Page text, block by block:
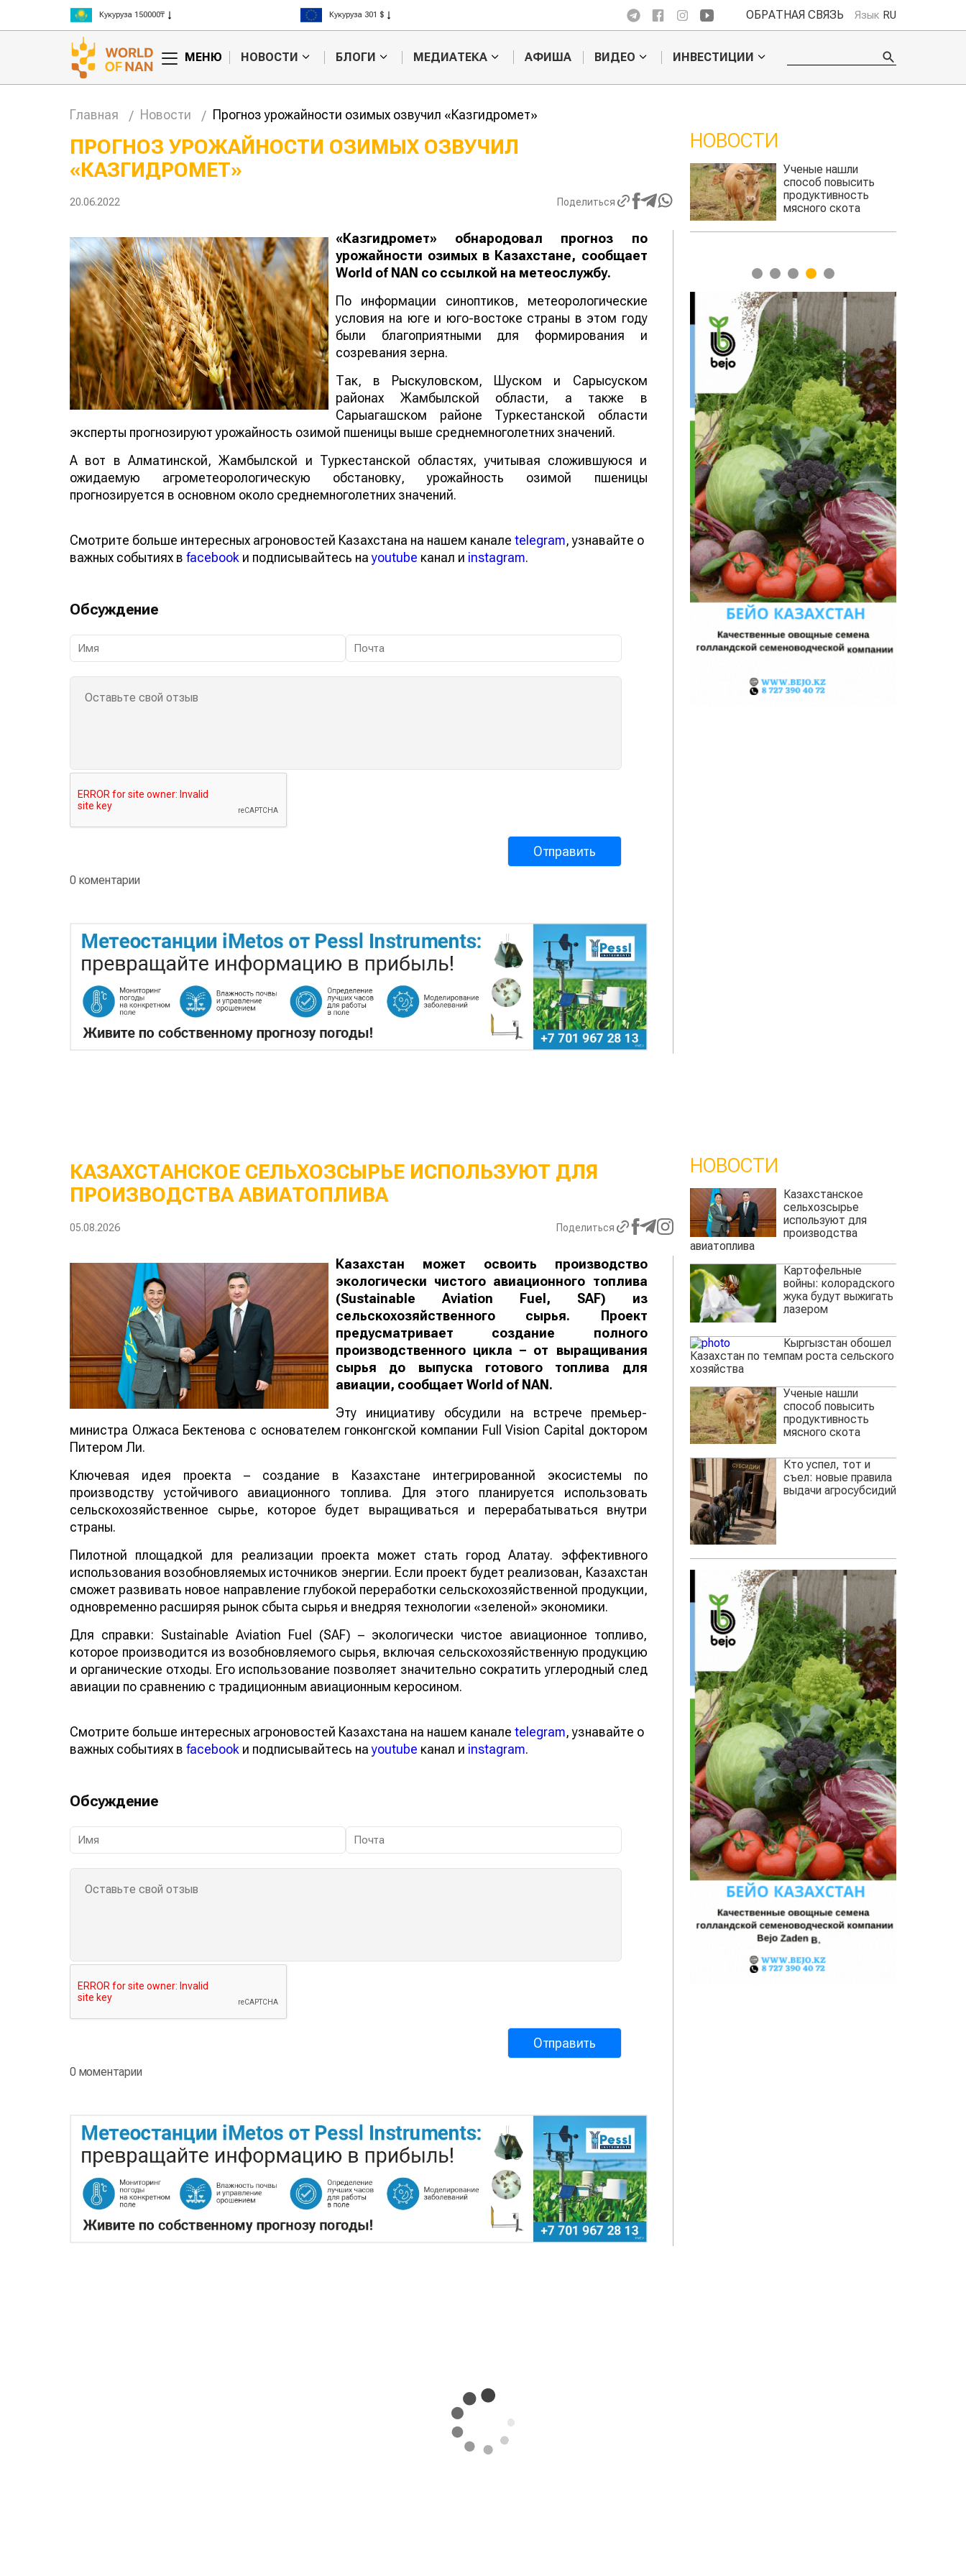
Рис 300000₸
Пшеница 3 класс 125000₸
Рис 408 $
Пшеница 423 $
ОБРАТНАЯ СВЯЗЬ Язык RU
МЕНЮ НОВОСТИ БЛОГИ МЕДИАТЕКА АФИША ВИДЕО ИНВЕСТИЦИИ
Главная Новости Прогноз урожайности озимых озвучил «Казгидромет»
ПРОГНОЗ УРОЖАЙНОСТИ ОЗИМЫХ ОЗВУЧИЛ
«КАЗГИДРОМЕТ»
20.06.2022 Поделиться
«Казгидромет» обнародовал прогноз по
урожайности озимых в Казахстане, сообщает
World of NAN со ссылкой на метеослужбу.
По информации синоптиков, метеорологические
условия на юге и юго-востоке страны в этом году
были благоприятными для формирования и
созревания зерна.
Так, в Рыскуловском, Шуском и Сарысуском
районах Жамбылской области, а также в
Сарыагашском районе Туркестанской области
эксперты прогнозируют урожайность озимой пшеницы выше среднемноголетних значений.
А вот в Алматинской, Жамбылской и Туркестанской областях, учитывая сложившуюся и
ожидаемую агрометеорологическую обстановку, урожайность озимой пшеницы
прогнозируется в основном около среднемноголетних значений.
Смотрите больше интересных агроновостей Казахстана на нашем канале telegram, узнавайте о
важных событиях в facebook и подписывайтесь наyoutube канал и instagram.
Обсуждение
0 коментарии
НОВОСТИ
Картофельные
продуктивность
мясного скота
Кто успел, тот и
съел: новые правила
выдачи агросубсидий
1 2 3 4 5
КАЗАХСТАНСКОЕ СЕЛЬХОЗСЫРЬЕ ИСПОЛЬЗУЮТ ДЛЯ
ПРОИЗВОДСТВА АВИАТОПЛИВА
05.08.2026 Поделиться
Казахстан может освоить производство
экологически чистого авиационного топлива
(Sustainable Aviation Fuel, SAF) из
сельскохозяйственного сырья. Проект
предусматривает создание полного
производственного цикла – от выращивания
сырья до выпуска готового топлива для
авиации, сообщает World of NAN .
Эту инициативу обсудили на встрече премьер-
министра Олжаса Бектенова с основателем гонконгской компании Full Vision Capital доктором
Питером Ли.
Ключевая идея проекта – создание в Казахстане интегрированной экосистемы по
производству устойчивого авиационного топлива. Для этого планируется использовать
сельскохозяйственное сырье, которое будет выращиваться и перерабатываться внутри
страны.
Пилотной площадкой для реализации проекта может стать город Алатау. эффективного
использования возобновляемых источников энергии. Если проект будет реализован, Казахстан
сможет развивать новое направление глубокой переработки сельскохозяйственной продукции,
одновременно расширяя рынок сбыта сырья и внедряя технологии «зеленой» экономики.
Для справки: Sustainable Aviation Fuel (SAF) – экологически чистое авиационное топливо,
которое производится из возобновляемого сырья, включая сельскохозяйственную продукцию
и органические отходы. Его использование позволяет значительно сократить углеродный след
авиации по сравнению с традиционным авиационным керосином.
Смотрите больше интересных агроновостей Казахстана на нашем канале telegram, узнавайте о
важных событиях в facebook и подписывайтесь наyoutube канал и instagram.
Обсуждение
0 моментарии
НОВОСТИ
Казахстанское
сельхозсырье
используют для
производства
авиатоплива
Картофельные
войны: колорадского
жука будут выжигать
лазером
Кыргызстан обошел
Казахстан по темпам роста сельского
хозяйства
Ученые нашли
способ повысить
продуктивность
мясного скота
Кто успел, тот и
съел: новые правила
выдачи агросубсидий